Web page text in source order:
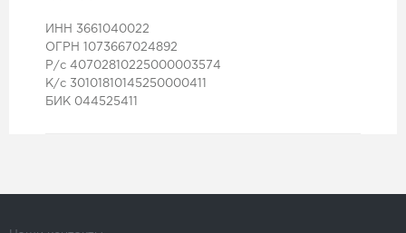
ИНН 3661040022
ОГРН 1073667024892
Р/с 40702810225000003574
К/с 30101810145250000411
БИК 044525411